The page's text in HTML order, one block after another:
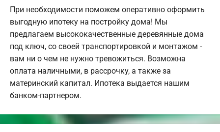
При необходимости поможем оперативно оформить
выгодную ипотеку на постройку дома! Мы
предлагаем высококачественные деревянные дома
под ключ, со своей транспортировкой и монтажом -
вам ни о чем не нужно тревожиться. Возможна
оплата наличными, в рассрочку, а также за
материнский капитал. Ипотека выдается нашим
банком-партнером.